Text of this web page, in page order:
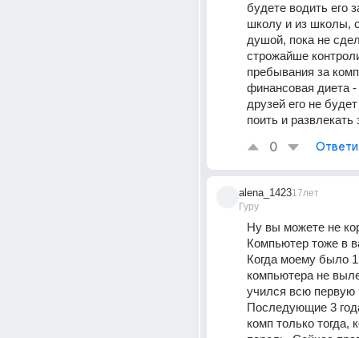
будете водить его
школу и из школы,
душой, пока не
строжайше
пребывания за
финансовая диета -
друзей его не
поить и развлекать
0
alena_1423
Гуру
17лет
Ну вы можете не
Компьютер тоже в
Когда моему было
компьютера не
учился всю первую
Последующие 3
комп только тогда,